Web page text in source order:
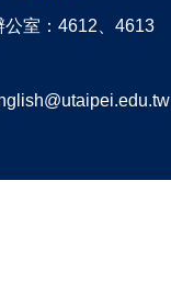
公室：4612、4613